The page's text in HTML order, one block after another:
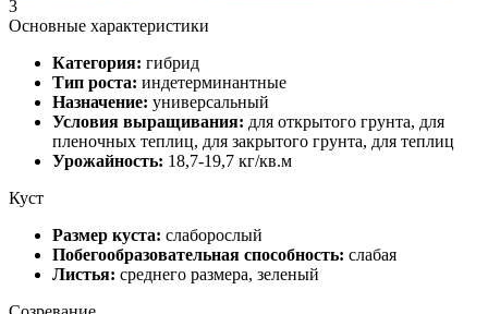
3
Основные характеристики
Категория: гибрид
Тип роста: индетерминантные
Назначение: универсальный
Условия выращивания: для открытого грунта, для
пленочных теплиц, для закрытого грунта, для теплиц
Урожайность: 18,7-19,7 кг/кв.м
Куст
Размер куста: слаборослый
Побегообразовательная способность: слабая
Листья: среднего размера, зеленый